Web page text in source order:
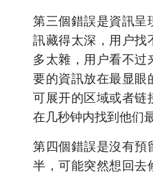
第三個錯誤是資訊呈
訊藏得太深，用户找
多太雜，用户看不过
要的資訊放在最显眼
可展开的区域或者链
在几秒钟内找到他们
第四個錯誤是沒有預
半，可能突然想回去